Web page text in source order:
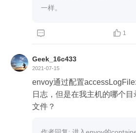
一样。
  1
Geek_16c433
2021-07-15
envoy通过配置
日志，但是在我主机的哪个
文件？